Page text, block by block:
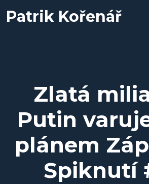
Patrik Kořenář
Zlatá
Putin
plánem
Spiknutí